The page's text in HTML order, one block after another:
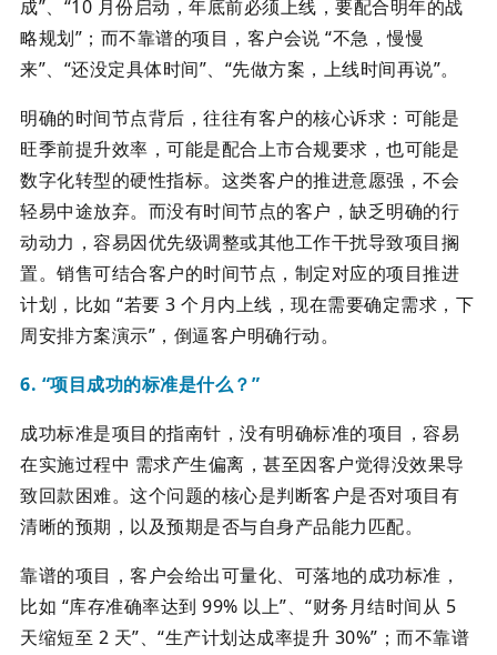
成”、“10 月份启动，年底前必须上线，要配合明年的战
略规划”；而不靠谱的项目，客户会说 “不急，慢慢
来”、“还没定具体时间”、“先做方案，上线时间再说”。
明确的时间节点背后，往往有客户的核心诉求：可能是
旺季前提升效率，可能是配合上市合规要求，也可能是
数字化转型的硬性指标。这类客户的推进意愿强，不会
轻易中途放弃。而没有时间节点的客户，缺乏明确的行
动动力，容易因优先级调整或其他工作干扰导致项目搁
置。销售可结合客户的时间节点，制定对应的项目推进
计划，比如 “若要 3 个月内上线，现在需要确定需求，下
周安排方案演示”，倒逼客户明确行动。
6. “项目成功的标准是什么？”
成功标准是项目的指南针，没有明确标准的项目，容易
在实施过程中 需求产生偏离，甚至因客户觉得没效果导
致回款困难。这个问题的核心是判断客户是否对项目有
清晰的预期，以及预期是否与自身产品能力匹配。
靠谱的项目，客户会给出可量化、可落地的成功标准，
比如 “库存准确率达到 99% 以上”、“财务月结时间从 5
天缩短至 2 天”、“生产计划达成率提升 30%”；而不靠谱